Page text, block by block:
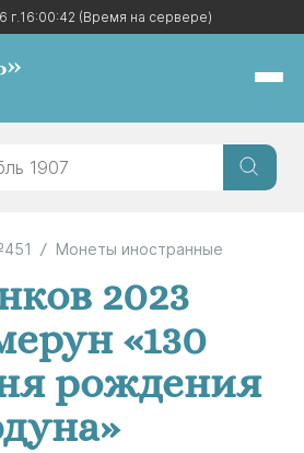
г.16:00:42 (Время на сервере)
г.16:00:42 (Время на сервере)
Монеты иностранные
2023
«130
рождения